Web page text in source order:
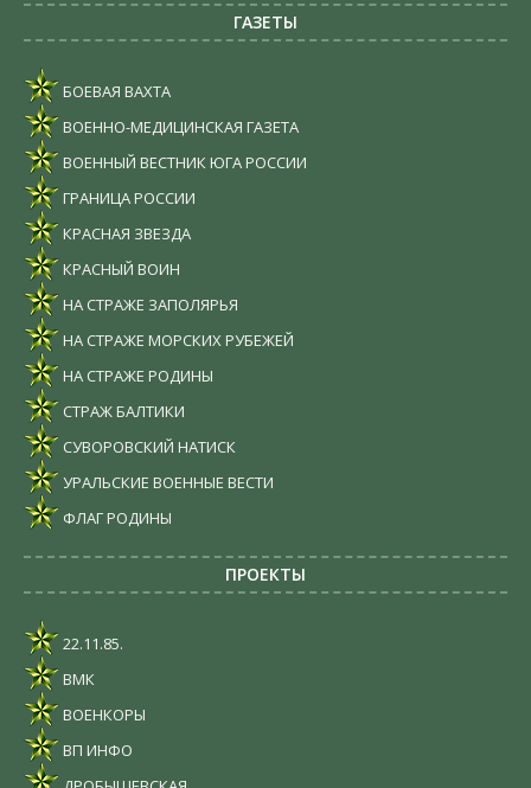
ГАЗЕТЫ
БОЕВАЯ ВАХТА
ВОЕННО-МЕДИЦИНСКАЯ ГАЗЕТА
ВОЕННЫЙ ВЕСТНИК ЮГА РОССИИ
ГРАНИЦА РОССИИ
КРАСНАЯ ЗВЕЗДА
КРАСНЫЙ ВОИН
НА СТРАЖЕ ЗАПОЛЯРЬЯ
НА СТРАЖЕ МОРСКИХ РУБЕЖЕЙ
НА СТРАЖЕ РОДИНЫ
СТРАЖ БАЛТИКИ
СУВОРОВСКИЙ НАТИСК
УРАЛЬСКИЕ ВОЕННЫЕ ВЕСТИ
ФЛАГ РОДИНЫ
ПРОЕКТЫ
22.11.85.
ВМК
ВОЕНКОРЫ
ВП ИНФО